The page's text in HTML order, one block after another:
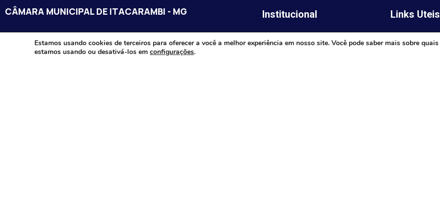
CÂMARA MUNICIPAL DE ITACARAMBI - MG
Endereço: Av. Juca Nascimento, n.º 240, Nossa Senhora de Fátima,
Itacarambi/MG – CEP: 39470-000
Institucional
Legislativo
Links Uteis
Prefeitura de
Estamos usando cookies de terceiros para oferecer a você a melhor experiência em nosso site. Você pode saber mais sobre
estamos usando ou desativá-los em configurações.